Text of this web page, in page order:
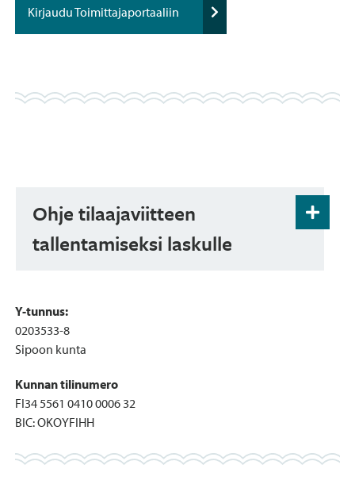
Kirjaudu Toimittajaportaaliin
Ohje tilaajaviitteen
tallentamiseksi laskulle
Laskujen kierrätysjärjestelmässämme (Rondo)
käytämme automaattista tiliöintiä, joka laukeaa
Tilaajaviite – koodilla laskujen sisään luvun
toimittajan laskutusjärjestelmästä operaattorin
kautta verkkolaskun XML-sanomassa Rondoon.
Tilauksen yhteydessä tilaaja antaa viitteen, joka
Y-tunnus:
0203533-8
Sipoon kunta
Kunnan tilinumero
FI34 5561 0410 0006 32
BIC:OKOYFIHH